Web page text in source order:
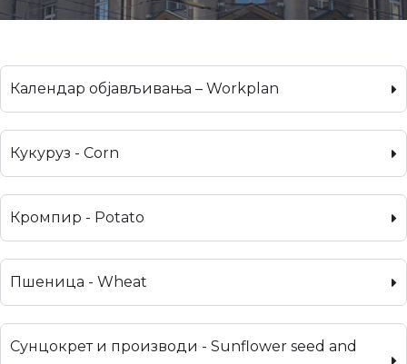
Календар објављивања – Workplan
Кукуруз - Corn
Кромпир - Potato
Пшеница - Wheat
Сунцокрет и производи - Sunflower seed and